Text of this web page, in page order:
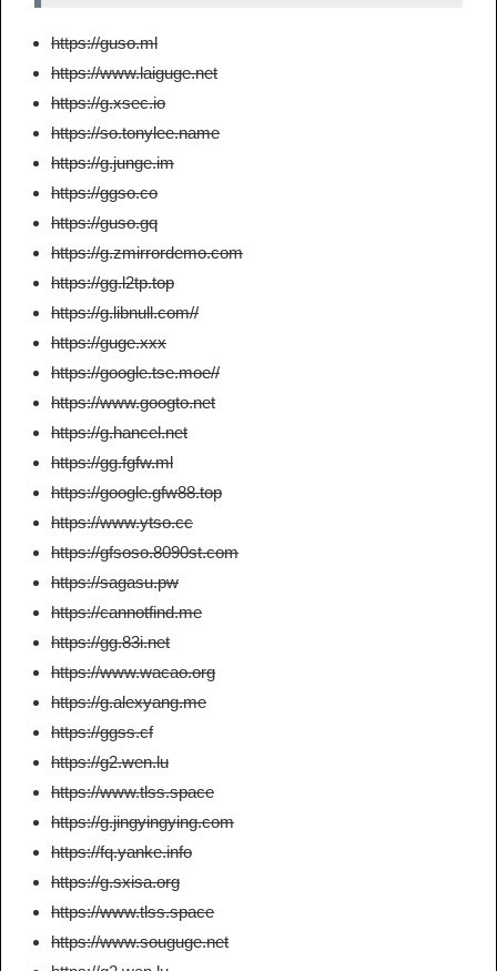
https://guso.ml
https://www.laiguge.net
https://g.xsec.io
https://so.tonylee.name
https://g.junge.im
https://ggso.co
https://guso.gq
https://g.zmirrordemo.com
https://gg.l2tp.top
https://g.libnull.com//
https://guge.xxx
https://google.tse.moe//
https://www.googto.net
https://g.hancel.net
https://gg.fgfw.ml
https://google.gfw88.top
https://www.ytso.cc
https://gfsoso.8090st.com
https://sagasu.pw
https://cannotfind.me
https://gg.83i.net
https://www.wacao.org
https://g.alexyang.me
https://ggss.cf
https://g2.wen.lu
https://www.tlss.space
https://g.jingyingying.com
https://fq.yanke.info
https://g.sxisa.org
https://www.tlss.space
https://www.souguge.net